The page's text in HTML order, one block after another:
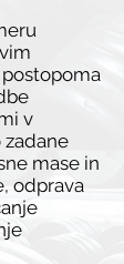
v
mase in
odprava